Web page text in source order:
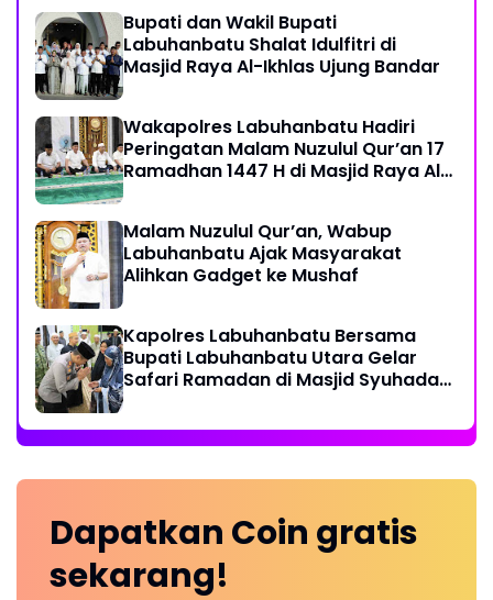
Bupati dan Wakil Bupati
Labuhanbatu Shalat Idulfitri di
Masjid Raya Al-Ikhlas Ujung Bandar
Wakapolres Labuhanbatu Hadiri
Peringatan Malam Nuzulul Qur’an 17
Ramadhan 1447 H di Masjid Raya Al-
Malam Nuzulul Qur’an, Wabup
Labuhanbatu Ajak Masyarakat
Alihkan Gadget ke Mushaf
Kapolres Labuhanbatu Bersama
Bupati Labuhanbatu Utara Gelar
Safari Ramadan di Masjid Syuhada
Dapatkan Coin gratis
sekarang!